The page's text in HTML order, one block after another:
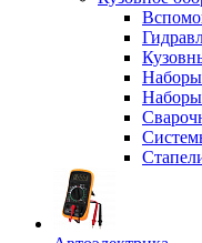
Наборы
Наборы